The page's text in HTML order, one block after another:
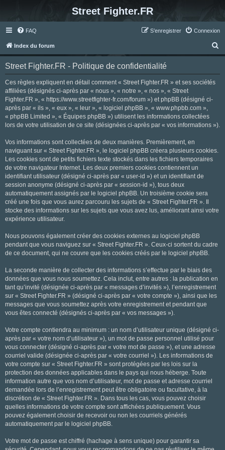
Street Fighter.FR
FAQ Connexion
S’enregistrer
Index du forum
e
Street Fighter.FR - Politique de confidentialité
Ces règles expliquent en détail comment « Street Fighter.FR » et ses sociétés
affiliées (désignés ci-après par « nous », « notre », « nos », « Street
Fighter.FR », « https://www.streetfighter-fr.com/forum ») et phpBB (désigné ci-
après par « ils », « eux », « leur », « logiciel phpBB », « www.phpbb.com »,
« phpBB Limited », « Équipes phpBB ») utilisent les informations collectées
lors de votre utilisation de ce site (désignées ci-après par « vos informations »).
Vos informations sont collectées de deux manières. Premièrement, en
naviguant sur « Street Fighter.FR », le logiciel phpBB créera plusieurs cookies.
Les cookies sont de petits fichiers texte stockés dans les fichiers temporaires
de votre navigateur Internet. Les deux premiers cookies contiennent un
identifiant utilisateur (désigné ci-après par « user-id ») et un identifiant de
session anonyme (désigné ci-après par « session-id »), tous deux
automatiquement assignés par le logiciel phpBB. Un troisième cookie sera
créé une fois que vous aurez parcouru les sujets de « Street Fighter.FR ». Il
stocke des informations sur les sujets que vous avez lus, améliorant ainsi votre
expérience utilisateur.
Nous pouvons également créer des cookies externes au logiciel phpBB
pendant que vous naviguez sur « Street Fighter.FR ». Ceux-ci sortent du cadre
de ce document, qui ne couvre que les cookies créés par le logiciel phpBB.
La seconde manière de collecter des informations s’effectue par le biais des
données que vous nous soumettez. Cela inclut, entre autres : la publication en
tant qu’invité (désignée ci-après par « messages d’invités »), l’enregistrement
sur « Street Fighter.FR » (désigné ci-après par « votre compte »), ainsi que les
messages que vous soumettez après votre enregistrement et pendant que
vous êtes connecté (désignés ci-après par « vos messages »).
Votre compte contiendra au minimum : un nom d’utilisateur unique (désigné ci-
après par « votre nom d’utilisateur »), un mot de passe personnel utilisé pour
vous connecter (désigné ci-après par « votre mot de passe »), et une adresse
courriel valide (désignée ci-après par « votre courriel »). Les informations de
votre compte sur « Street Fighter.FR » sont protégées par les lois sur la
protection des données applicables dans le pays qui nous héberge. Toute
information autre que vos nom d’utilisateur, mot de passe et adresse courriel
demandée lors de l’enregistrement peut être obligatoire ou facultative, à la
discrétion de « Street Fighter.FR ». Dans tous les cas, vous pouvez choisir
quelles informations de votre compte sont affichées publiquement. Vous
pouvez également choisir de recevoir ou non les courriels générés
automatiquement par le logiciel phpBB.
Votre mot de passe est chiffré (hachage à sens unique) pour garantir sa